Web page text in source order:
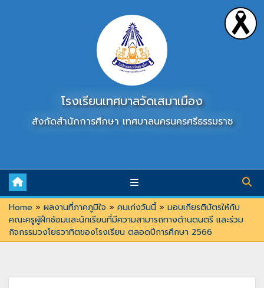
โรงเรียนเทศบาลวัดเสมาเมือง
สังกัดสำนักการศึกษา เทศบาลนครนครศรีธรรมราช
Home » ผลงานที่ภาคภูมิใจ » คนเก่งวันนี้» มอบเกียรติบัตรให้กับ
คณะครูผู้ฝึกซ้อมและนักเรียนที่มีความสามารถทางด้านดนตรี และร่วม
กิจกรรมวงโยธวาทิตของโรงเรียน ตลอดปีการศึกษา 2566